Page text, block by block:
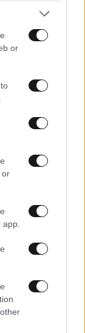
or
or
στους
8